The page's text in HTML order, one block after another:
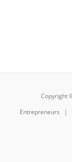
Copyright
Entrepreneurs |